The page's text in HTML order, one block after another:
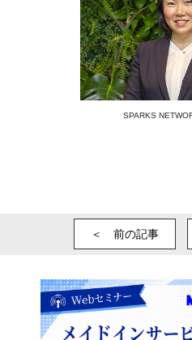
SPARKS
＜ 前の記事